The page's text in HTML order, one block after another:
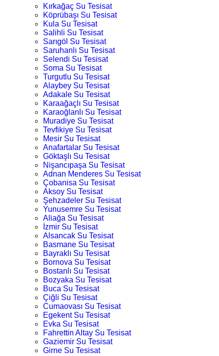
Kırkağaç Su Tesisat
Köprübaşı Su Tesisat
Kula Su Tesisat
Salihli Su Tesisat
Sarıgöl Su Tesisat
Saruhanlı Su Tesisat
Selendi Su Tesisat
Soma Su Tesisat
Turgutlu Su Tesisat
Alaybey Su Tesisat
Adakale Su Tesisat
Karaağaçlı Su Tesisat
Karaoğlanlı Su Tesisat
Muradiye Su Tesisat
Tevfikiye Su Tesisat
Mesir Su Tesisat
Anafartalar Su Tesisat
Göktaşlı Su Tesisat
Nişancıpaşa Su Tesisat
Adnan Menderes Su Tesisat
Çobanisa Su Tesisat
Aksoy Su Tesisat
Şehzadeler Su Tesisat
Yunusemre Su Tesisat
Aliağa Su Tesisat
İzmir Su Tesisat
Alsancak Su Tesisat
Basmane Su Tesisat
Bayraklı Su Tesisat
Bornova Su Tesisat
Bostanlı Su Tesisat
Bozyaka Su Tesisat
Buca Su Tesisat
Çiğli Su Tesisat
Cumaovası Su Tesisat
Egekent Su Tesisat
Evka Su Tesisat
Fahrettin Altay Su Tesisat
Gaziemir Su Tesisat
Girne Su Tesisat